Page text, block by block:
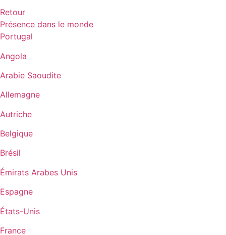
Retour
Présence dans le monde
Portugal
Angola
Arabie Saoudite
Allemagne
Autriche
Belgique
Brésil
Émirats Arabes Unis
Espagne
États-Unis
France